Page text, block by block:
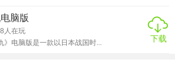
存在可破坏元素（如坠落悬崖、触发
战术多样性。
技。
脑版
人在玩
》电脑版是一款以日本战国时...
下载